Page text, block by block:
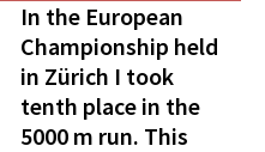
In the European
Championship held
in Zürich I took
tenth place in the
5000 m run. This